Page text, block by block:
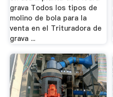
grava Todos los tipos de
molino de bola para la
venta en el Trituradora de
grava ...